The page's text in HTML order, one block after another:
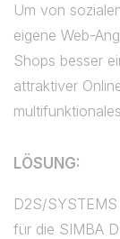
Um von
eigene Web-
Shops besser
attraktiver
LÖSUNG:
D2S/
für die SIMBA